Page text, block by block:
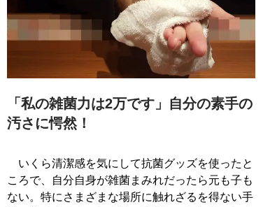
「私の雑菌力は2万です」自分の素手の
汚さに愕然！
いくら清潔感を気にして抗菌グッズを使ったと
ころで、自分自身が雑菌まみれだったら元も子も
ない。特にさまざまな場所に触れざるを得ない手